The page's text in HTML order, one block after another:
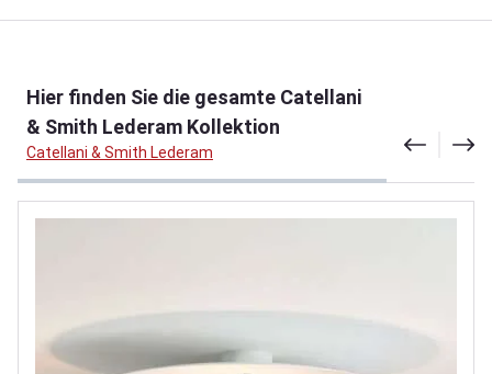
Hier finden Sie die gesamte Catellani
& Smith Lederam Kollektion
Catellani & Smith Lederam